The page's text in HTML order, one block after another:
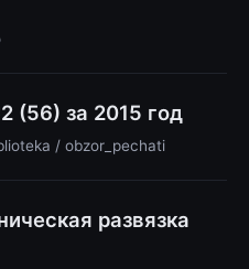
(56) за 2015 год
/ obzor_pechati
развязка